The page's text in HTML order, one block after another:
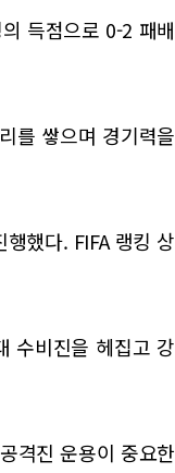
득점으로 0-2 패배
를 쌓으며 경기력을
했다. FIFA 랭킹 상
수비진을 헤집고 강
격진 운용이 중요한